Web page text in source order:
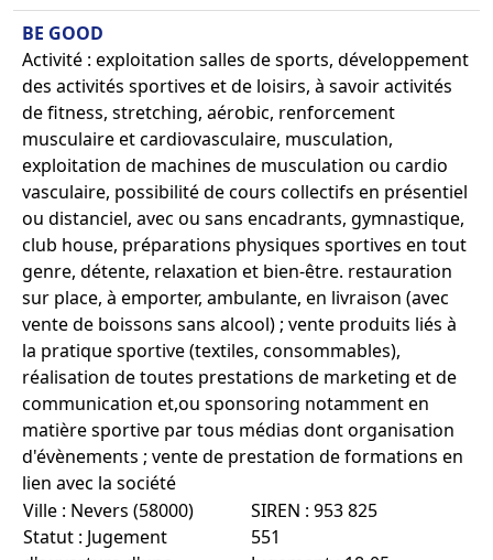
BE GOOD
Activité : exploitation salles de sports, développement
des activités sportives et de loisirs, à savoir activités
de fitness, stretching, aérobic, renforcement
musculaire et cardiovasculaire, musculation,
exploitation de machines de musculation ou cardio
vasculaire, possibilité de cours collectifs en présentiel
ou distanciel, avec ou sans encadrants, gymnastique,
club house, préparations physiques sportives en tout
genre, détente, relaxation et bien-être. restauration
sur place, à emporter, ambulante, en livraison (avec
vente de boissons sans alcool) ; vente produits liés à
la pratique sportive (textiles, consommables),
réalisation de toutes prestations de marketing et de
communication et,ou sponsoring notamment en
matière sportive par tous médias dont organisation
d'évènements ; vente de prestation de formations en
lien avec la société
Ville : Nevers (58000)
Statut : Jugement
SIREN : 953 825
551